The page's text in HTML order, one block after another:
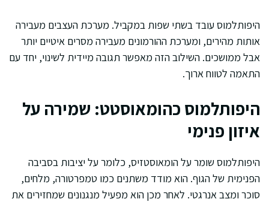
היפותלמוס עובד בשתי שפות במקביל. מערכת העצבים מעבירה
אותות מהירים, ומערכת ההורמונים מעבירה מסרים איטיים יותר
אבל ממושכים. השילוב הזה מאפשר תגובה מיידית לשינוי, יחד עם
התאמה לטווח ארוך.
היפותלמוס כהומאוסטט: שמירה על
איזון פנימי
היפותלמוס שומר על הומאוסטזיס, כלומר על יציבות בסביבה
הפנימית של הגוף. הוא מודד משתנים כמו טמפרטורה, מלחים,
סוכר ומצב אנרגטי. לאחר מכן הוא מפעיל מנגנונים שמחזירים את